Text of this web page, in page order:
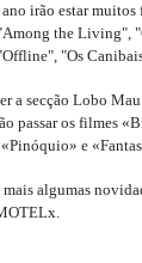
irão estar muitos
the Living",
"Os
a secção Lobo
passar os filmes
e
algumas